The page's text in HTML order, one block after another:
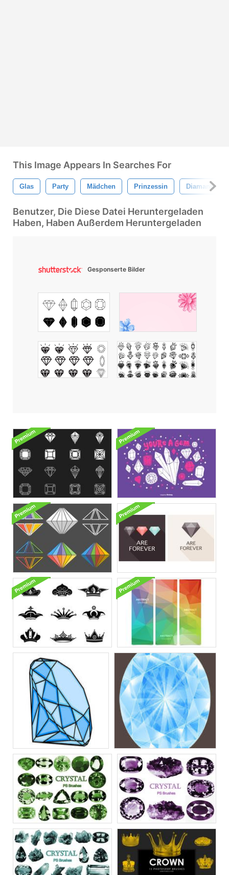
This Image Appears In Searches For
Glas Party Mädchen Prinzessin Diamanten
Benutzer, Die Diese Datei Heruntergeladen
Haben, Haben Außerdem Heruntergeladen
Gesponserte Bilder